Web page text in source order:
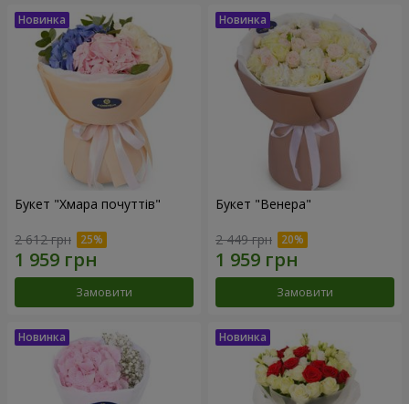
Букет "Хмара почуттів"
2 612 грн
Замовити
Букет "Венера"
2 449 грн
Замовити